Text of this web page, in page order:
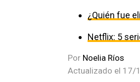
¿Quién fue
Netflix: 5
Por Noelia Ríos
Actualizado el 17/